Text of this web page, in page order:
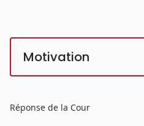
Motivation
Réponse de la Cour